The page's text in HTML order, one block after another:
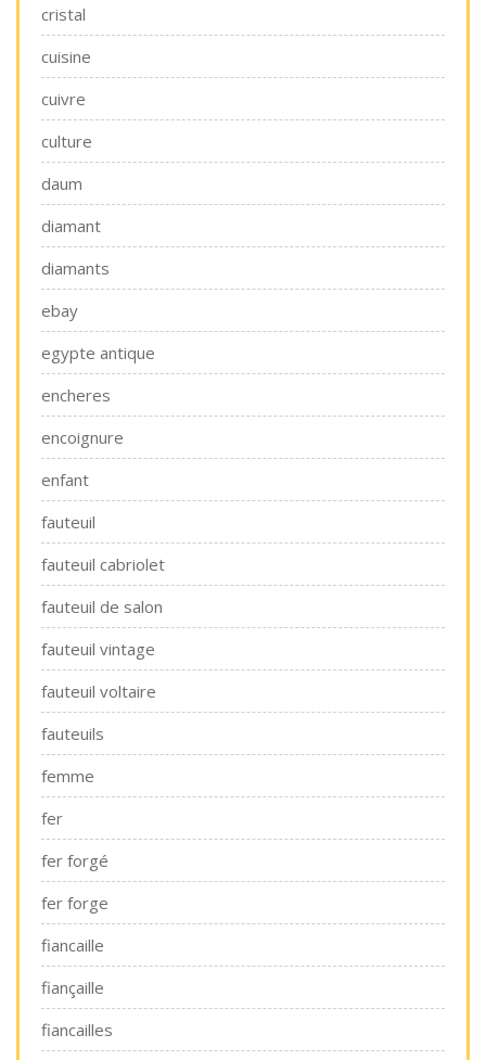
cristal
cuisine
cuivre
culture
daum
diamant
diamants
ebay
egypte antique
encheres
encoignure
enfant
fauteuil
fauteuil cabriolet
fauteuil de salon
fauteuil vintage
fauteuil voltaire
fauteuils
femme
fer
fer forgé
fer forge
fiancaille
fiançaille
fiancailles